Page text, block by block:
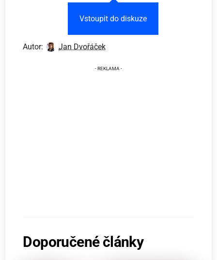
Vstoupit do diskuze
Autor: Jan Dvořáček
Doporučené články